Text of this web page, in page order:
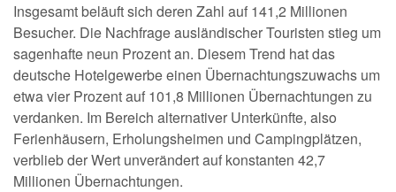
Insgesamt beläuft sich deren Zahl auf 141,2 Millionen
Besucher. Die Nachfrage ausländischer Touristen stieg um
sagenhafte neun Prozent an. Diesem Trend hat das
deutsche Hotelgewerbe einen Übernachtungszuwachs um
etwa vier Prozent auf 101,8 Millionen Übernachtungen zu
verdanken. Im Bereich alternativer Unterkünfte, also
Ferienhäusern, Erholungsheimen und Campingplätzen,
verblieb der Wert unverändert auf konstanten 42,7
Millionen Übernachtungen.